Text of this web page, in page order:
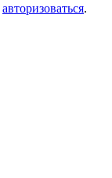
авторизоваться.